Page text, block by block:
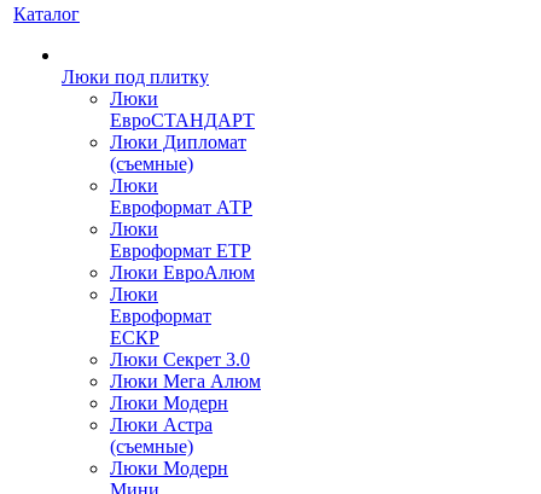
Каталог
Люки под плитку
Люки
ЕвроСТАНДАРТ
Люки Дипломат
(съемные)
Люки
Евроформат АТР
Люки
Евроформат ЕТР
Люки ЕвроАлюм
Люки
Евроформат
ЕСКР
Люки Секрет 3.0
Люки Мега Алюм
Люки Модерн
Люки Астра
(съемные)
Люки Модерн
Мини